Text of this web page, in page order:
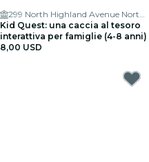
299 North Highland Avenue Northeast
Kid Quest: una caccia al tesoro
interattiva per famiglie (4-8 anni)
8,00 USD